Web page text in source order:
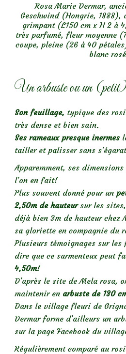
Rosa Marie Dermar,
Geschwind (Hongrie, 1888),
grimpant (L150 cm x H 2 à
très parfumé, fleur moyenne
coupe, pleine (26 à 40
blanc
Un arbuste ou un
Son feuillage, typique des
très dense et bien sain.
Ses rameaux presque inermes
tailler et palisser sans
Apparemment, ses
l’on en fait!
Plus souvent donné pour un
2,50m de hauteursur les
déjà bien 3m de hauteur chez
sa gloriette en compagnie du
Plusieurs témoignages sur les
dire que ce sarmenteux peut
4,50m!
D’après le site de Mela rosa,
maintenir en arbuste de 130
Dans le village fleuri de
Dermar forme d’ailleurs un
sur la page Facebook du
Régulièrement comparé au